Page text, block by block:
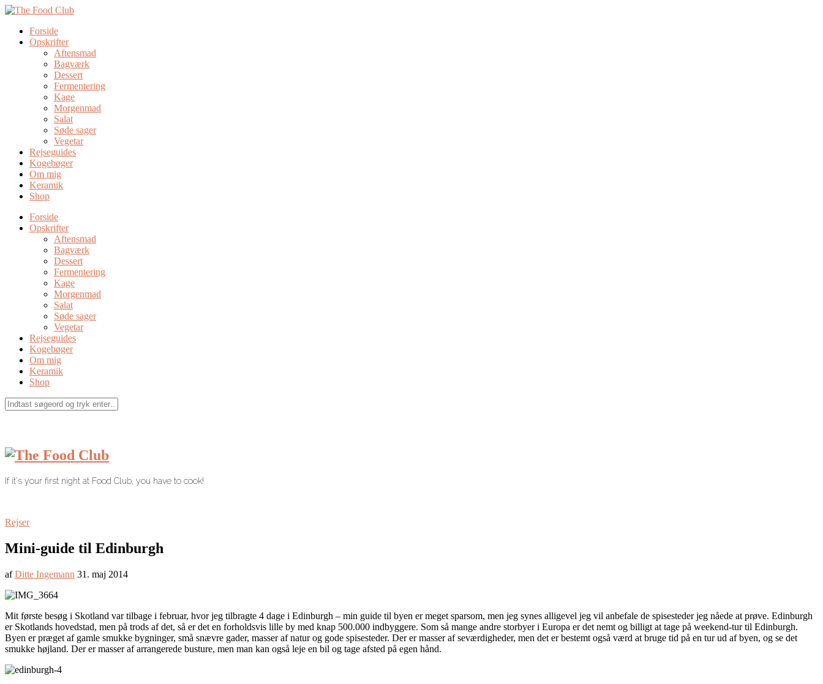
Forside
Opskrifter
Aftensmad
Bagværk
Dessert
Fermentering
Kage
Morgenmad
Salat
Søde sager
Vegetar
Rejseguides
Kogebøger
Om mig
Keramik
Shop
Forside
Opskrifter
Aftensmad
Bagværk
Dessert
Fermentering
Kage
Morgenmad
Salat
Søde sager
Vegetar
Rejseguides
Kogebøger
Om mig
Keramik
Shop
If it's your first night at Food Club, you have to cook!
Rejser
Mini-guide til Edinburgh
afDitte Ingemann 31. maj 2014
Mit første besøg i Skotland var tilbage i februar, hvor jeg tilbragte 4 dage i Edinburgh – min guide til byen er meget sparsom, men jeg synes alligevel jeg vil anbefale de spisesteder jeg nåede at prøve. Edinburgh
er Skotlands hovedstad, men på trods af det, så er det en forholdsvis lille by med knap 500.000 indbyggere. Som så mange andre storbyer i Europa er det nemt og billigt at tage på weekend-tur til Edinburgh.
Byen er præget af gamle smukke bygninger, små snævre gader, masser af natur og gode spisesteder. Der er masser af seværdigheder, men det er bestemt også værd at bruge tid på en tur ud af byen, og se det
smukke højland. Der er masser af arrangerede busture, men man kan også leje en bil og tage afsted på egen hånd.